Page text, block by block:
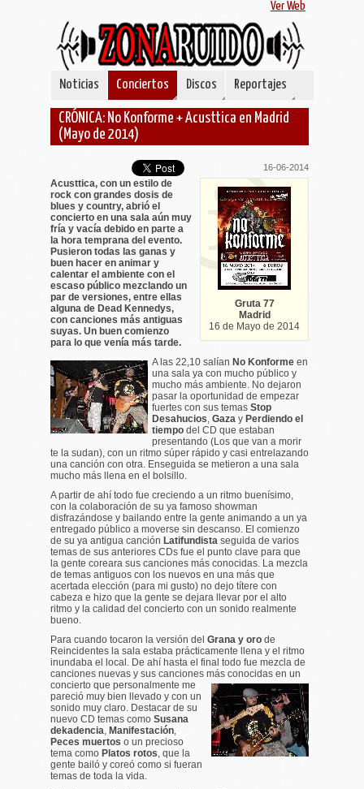
Ver Web
Noticias Conciertos Discos Reportajes
CRÓNICA: No Konforme + Acusttica en Madrid
(Mayo de 2014)
16-06-2014
Gruta 77
Madrid
16 de Mayo de 2014
Acusttica, con un estilo de
rock con grandes dosis de
blues y country, abrió el
concierto en una sala aún muy
fría y vacía debido en parte a
la hora temprana del evento.
Pusieron todas las ganas y
buen hacer en animar y
calentar el ambiente con el
escaso público mezclando un
par de versiones, entre ellas
alguna de Dead Kennedys,
con canciones más antiguas
suyas. Un buen comienzo
para lo que venía más tarde.
A las 22,10 salían No Konforme en
una sala ya con mucho público y
mucho más ambiente. No dejaron
pasar la oportunidad de empezar
fuertes con sus temas Stop
Desahucios Gaza y Perdiendo el
tiempo del CD que estaban
presentando (Los que van a morir
te la sudan), con un ritmo súper rápido y casi entrelazando
una canción con otra. Enseguida se metieron a una sala
mucho más llena en el bolsillo.
A partir de ahí todo fue creciendo a un ritmo buenísimo,
con la colaboración de su ya famoso showman
disfrazándose y bailando entre la gente animando a un ya
entregado público a moverse sin descanso. El comienzo
de su ya antigua canción Latifundista seguida de varios
temas de sus anteriores CDs fue el punto clave para que
la gente coreara sus canciones más conocidas. La mezcla
de temas antiguos con los nuevos en una más que
acertada elección (para mi gusto) no dejo títere con
cabeza e hizo que la gente se dejara llevar por el alto
ritmo y la calidad del concierto con un sonido realmente
bueno.
Para cuando tocaron la versión del Grana y oro de
Reincidentes la sala estaba prácticamente llena y el ritmo
inundaba el local. De ahí hasta el final todo fue mezcla de
canciones nuevas y sus canciones más conocidas en un
concierto que personalmente me
pareció muy bien llevado y con un
sonido muy claro. Destacar de su
nuevo CD temas como Susana
dekadencia Manifestación
Peces muertos o un precioso
tema como Platos rotos , que la
gente bailó y coreó como si fueran
temas de toda la vida.